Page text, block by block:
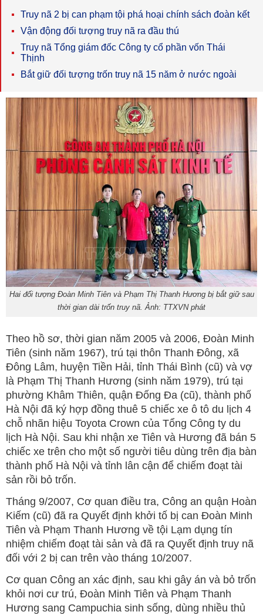
Truy nã 2 bị can phạm tội phá hoại chính sách đoàn kết
Vận động đối tượng truy nã ra đầu thú
Truy nã Tổng giám đốc Công ty cổ phần vốn Thái
Thịnh
Bắt giữ đối tượng trốn truy nã 15 năm ở nước ngoài
Hai đối tượng Đoàn Minh Tiên và Phạm Thị Thanh Hương bị bắt giữ sau
thời gian dài trốn truy nã. Ảnh: TTXVN phát
Theo hồ sơ, thời gian năm 2005 và 2006, Đoàn Minh
Tiên (sinh năm 1967), trú tại thôn Thanh Đông, xã
Đông Lâm, huyện Tiền Hải, tỉnh Thái Bình (cũ) và vợ
là Phạm Thị Thanh Hương (sinh năm 1979), trú tại
phường Khâm Thiên, quận Đống Đa (cũ), thành phố
Hà Nội đã ký hợp đồng thuê 5 chiếc xe ô tô du lịch 4
chỗ nhãn hiệu Toyota Crown của Tổng Công ty du
lịch Hà Nội. Sau khi nhận xe Tiên và Hương đã bán 5
chiếc xe trên cho một số người tiêu dùng trên địa bàn
thành phố Hà Nội và tỉnh lân cận để chiếm đoạt tài
sản rồi bỏ trốn.
Tháng 9/2007, Cơ quan điều tra, Công an quận Hoàn
Kiếm (cũ) đã ra Quyết định khởi tố bị can Đoàn Minh
Tiên và Phạm Thanh Hương về tội Lạm dụng tín
nhiệm chiếm đoạt tài sản và đã ra Quyết định truy nã
đối với 2 bị can trên vào tháng 10/2007.
Cơ quan Công an xác định, sau khi gây án và bỏ trốn
khỏi nơi cư trú, Đoàn Minh Tiên và Phạm Thanh
Hương sang Campuchia sinh sống, dùng nhiều thủ